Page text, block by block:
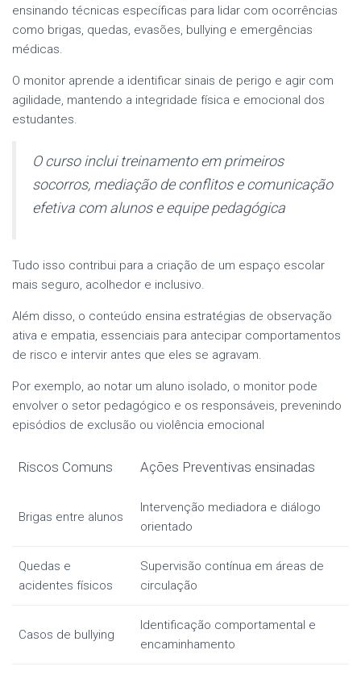
ensinando técnicas específicas para lidar com ocorrências
como brigas, quedas, evasões, bullying e emergências
médicas.
O monitor aprende a identificar sinais de perigo e agir com
agilidade, mantendo a integridade física e emocional dos
estudantes.
O curso inclui treinamento em primeiros
socorros, mediação de conflitos e comunicação
efetiva com alunos e equipe pedagógica
Tudo isso contribui para a criação de um espaço escolar
mais seguro, acolhedor e inclusivo.
Além disso, o conteúdo ensina estratégias de observação
ativa e empatia, essenciais para antecipar comportamentos
de risco e intervir antes que eles se agravam.
Por exemplo, ao notar um aluno isolado, o monitor pode
envolver o setor pedagógico e os responsáveis, prevenindo
episódios de exclusão ou violência emocional
Riscos Comuns Ações Preventivas ensinadas
Brigas entre alunos
Intervenção mediadora e diálogo
orientado
Quedas e
acidentes físicos
Supervisão contínua em áreas de
circulação
Casos de bullying
Identificação comportamental e
encaminhamento